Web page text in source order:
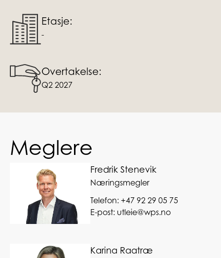
Etasje:
-
Overtakelse:
Q2 2027
Meglere
Fredrik Stenevik
Næringsmegler
Telefon:+47 92 29 05 75
E-post: utleie@wps.no
Karina Raatræ